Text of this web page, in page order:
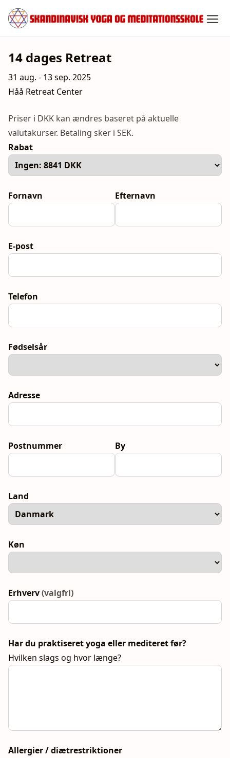
Spring
indhold
14 dages Retreat
31 aug. - 13 sep. 2025
Håå Retreat Center
Priser i DKK kan ændres baseret på aktuelle
valutakurser. Betaling sker i SEK.
Rabat
Fornavn Efternavn
E-post
Telefon
Fødselsår
Adresse
Postnummer By
Land
Køn
Erhverv(valgfri)
Har du praktiseret yoga eller mediteret før?
Hvilken slags og hvor længe?
Allergier / diætrestriktioner